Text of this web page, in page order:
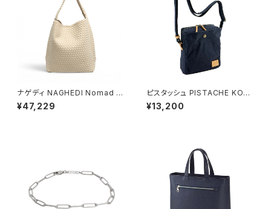
ナゲディ NAGHEDI Nomad M
edium Hobo ノマド・ミディア
ム・ホーボーバッグ sn04023l
¥47,229
ピスタッシュ PISTACHE KON
BU ミニショルダーバッグ 撥水
軽量 縦型 斜めがけ 33797-3
¥13,200